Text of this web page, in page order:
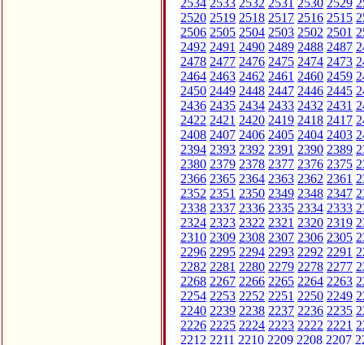
2534 2533 2532 2531 2530 2529
2520 2519 2518 2517 2516 2515
2506 2505 2504 2503 2502 2501
2492 2491 2490 2489 2488 2487
2478 2477 2476 2475 2474 2473
2464 2463 2462 2461 2460 2459
2450 2449 2448 2447 2446 2445
2436 2435 2434 2433 2432 2431
2422 2421 2420 2419 2418 2417
2408 2407 2406 2405 2404 2403
2394 2393 2392 2391 2390 2389
2380 2379 2378 2377 2376 2375
2366 2365 2364 2363 2362 2361
2352 2351 2350 2349 2348 2347
2338 2337 2336 2335 2334 2333
2324 2323 2322 2321 2320 2319
2310 2309 2308 2307 2306 2305
2296 2295 2294 2293 2292 2291
2282 2281 2280 2279 2278 2277
2268 2267 2266 2265 2264 2263
2254 2253 2252 2251 2250 2249
2240 2239 2238 2237 2236 2235
2226 2225 2224 2223 2222 2221
2212 2211 2210 2209 2208 2207